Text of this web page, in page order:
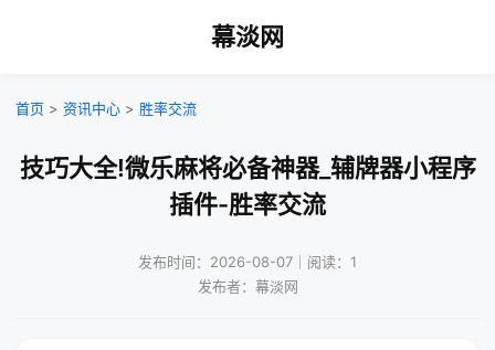
幕淡网
首页 > 资讯中心 > 胜率交流
技巧大全!微乐麻将必备神器_辅牌器小程序
插件-胜率交流
发布时间：2026-08-07｜阅读：1
发布者：幕淡网